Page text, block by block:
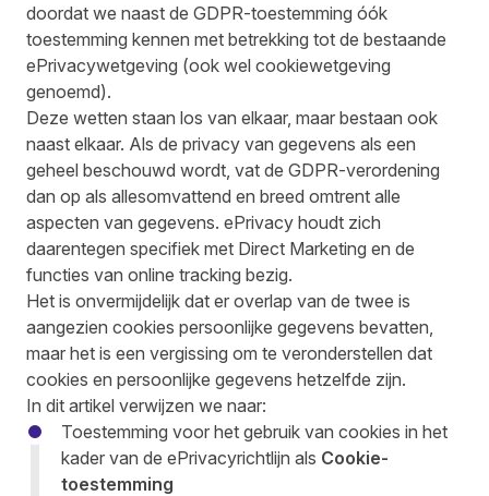
doordat we naast de GDPR-toestemming óók
toestemming kennen met betrekking tot de bestaande
ePrivacywetgeving (ook wel cookiewetgeving
genoemd).
Deze wetten staan los van elkaar, maar bestaan ook
naast elkaar. Als de privacy van gegevens als een
geheel beschouwd wordt, vat de GDPR-verordening
dan op als allesomvattend en breed omtrent alle
aspecten van gegevens. ePrivacy houdt zich
daarentegen specifiek met Direct Marketing en de
functies van online tracking bezig.
Het is onvermijdelijk dat er overlap van de twee is
aangezien cookies persoonlijke gegevens bevatten,
maar het is een vergissing om te veronderstellen dat
cookies en persoonlijke gegevens hetzelfde zijn.
In dit artikel verwijzen we naar:
Toestemming voor het gebruik van cookies in het
kader van de ePrivacyrichtlijn als Cookie-
toestemming